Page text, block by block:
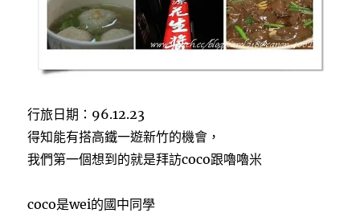
行旅日期：96.12.23
得知能有搭高鐵一遊新竹的機會，
我們第一個想到的就是拜訪coco跟嚕嚕米
coco是wei的國中同學